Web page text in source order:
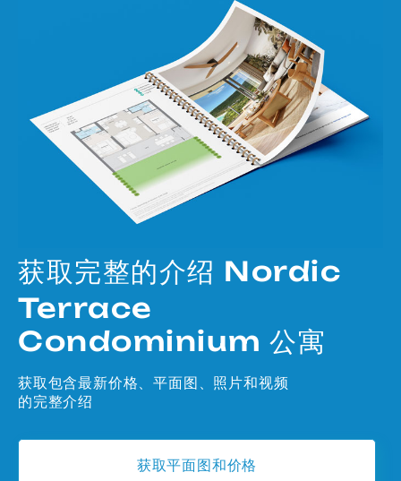
获取完整的介绍 Nordic
Terrace
Condominium 公寓
获取包含最新价格、平面图、照片和视频
的完整介绍
获取平面图和价格